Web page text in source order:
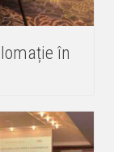
în